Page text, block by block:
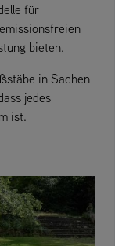
für
bieten.
in Sachen
jedes
ist.